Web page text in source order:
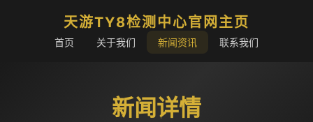
天游TY8检测中心官网主页
首页 关于我们 新闻资讯 联系我们
新闻详情